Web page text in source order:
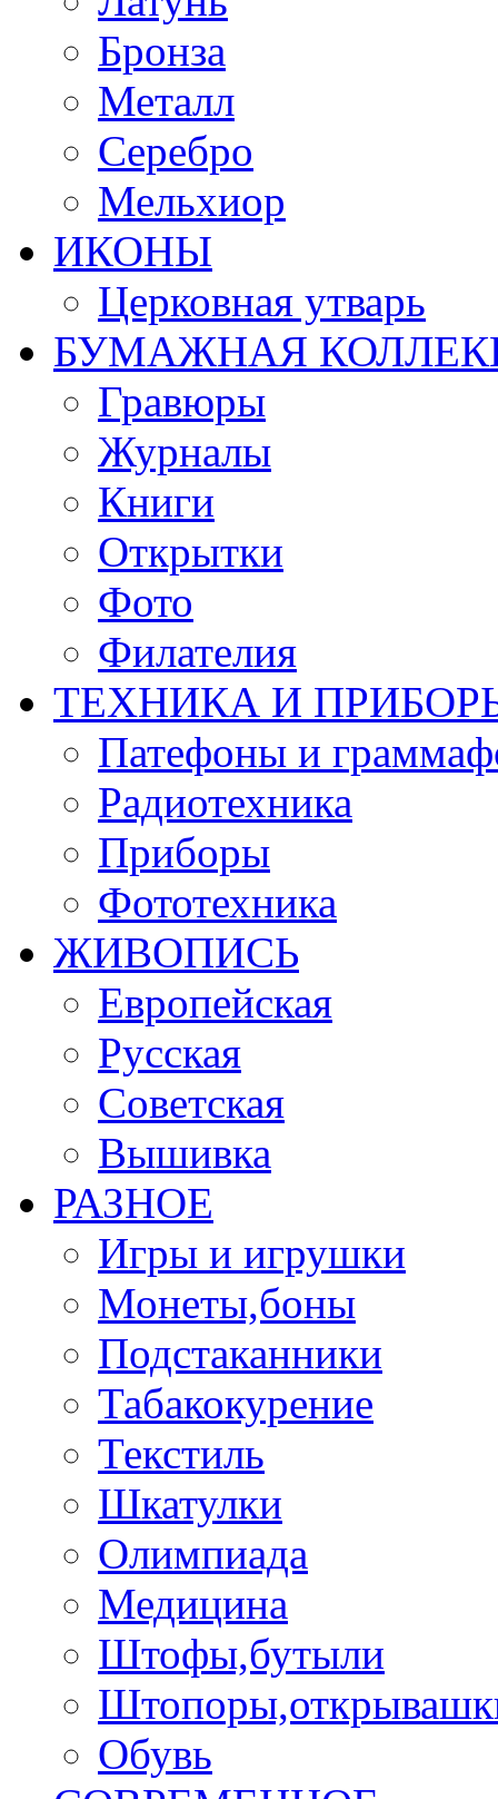
Бронза
Металл
Серебро
Мельхиор
ИКОНЫ
Церковная утварь
БУМАЖНАЯ
Гравюры
Журналы
Книги
Открытки
Фото
Филателия
ТЕХНИКА И
Патефоны и
Радиотехника
Приборы
Фототехника
ЖИВОПИСЬ
Европейская
Русская
Советская
Вышивка
РАЗНОЕ
Игры и игрушки
Монеты,боны
Подстаканники
Табакокурение
Текстиль
Шкатулки
Олимпиада
Медицина
Штофы,бутыли
Обувь